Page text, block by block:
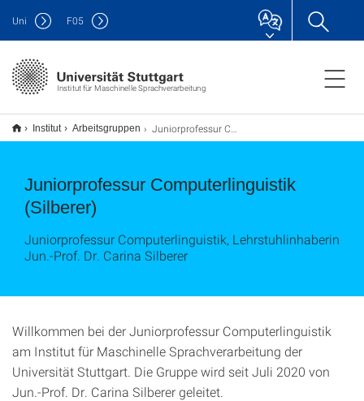
Institut für Maschinelle Sprachverarbeitung
Uni F05
Institut Arbeitsgruppen Juniorprofessur Computerlinguistik Carina Silberer
Juniorprofessur Computerlinguistik
(Silberer)
Juniorprofessur Computerlinguistik, Lehrstuhlinhaberin
Jun.-Prof. Dr. Carina Silberer
Willkommen bei der Juniorprofessur Computerlinguistik
am Institut für Maschinelle Sprachverarbeitung der
Universität Stuttgart. Die Gruppe wird seit Juli 2020 von
Jun.-Prof. Dr. Carina Silberer geleitet.